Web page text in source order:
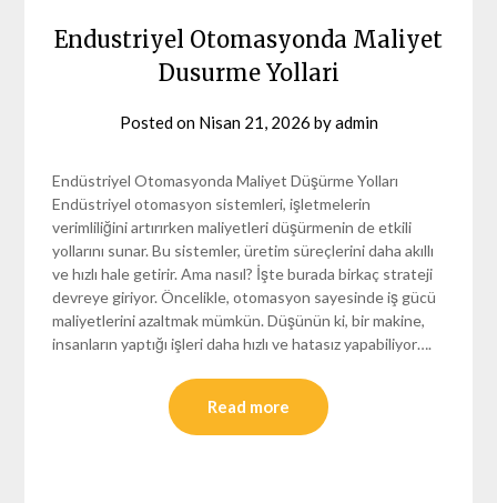
Endustriyel Otomasyonda Maliyet
Dusurme Yollari
Posted on Nisan 21, 2026 byadmin
Endüstriyel Otomasyonda Maliyet Düşürme Yolları
Endüstriyel otomasyon sistemleri, işletmelerin
verimliliğini artırırken maliyetleri düşürmenin de etkili
yollarını sunar. Bu sistemler, üretim süreçlerini daha akıllı
ve hızlı hale getirir. Ama nasıl? İşte burada birkaç strateji
devreye giriyor. Öncelikle, otomasyon sayesinde iş gücü
maliyetlerini azaltmak mümkün. Düşünün ki, bir makine,
insanların yaptığı işleri daha hızlı ve hatasız yapabiliyor….
Read more